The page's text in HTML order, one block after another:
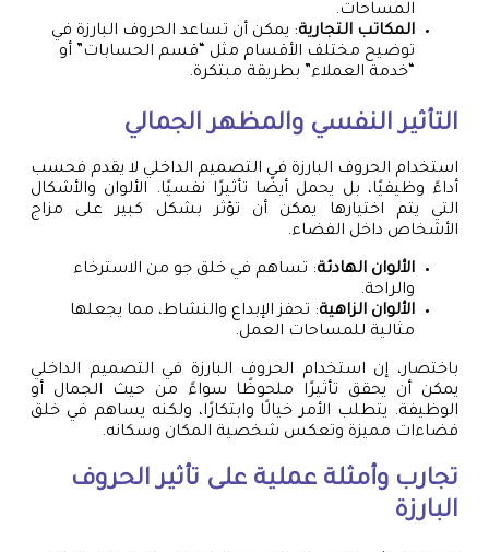
المساحات.
المكاتب التجارية: يمكن أن تساعد الحروف البارزة في
توضيح مختلف الأقسام مثل “قسم الحسابات” أو
“خدمة العملاء” بطريقة مبتكرة.
التأثير النفسي والمظهر الجمالي
استخدام الحروف البارزة في التصميم الداخلي لا يقدم فحسب
أداءً وظيفيًا، بل يحمل أيضًا تأثيرًا نفسيًا. الألوان والأشكال
التي يتم اختيارها يمكن أن تؤثر بشكل كبير على مزاج
الأشخاص داخل الفضاء.
الألوان الهادئة: تساهم في خلق جو من الاسترخاء
والراحة.
الألوان الزاهية: تحفز الإبداع والنشاط، مما يجعلها
مثالية للمساحات العمل.
باختصار، إن استخدام الحروف البارزة في التصميم الداخلي
يمكن أن يحقق تأثيرًا ملحوظًا سواءً من حيث الجمال أو
الوظيفة. يتطلب الأمر خيالًا وابتكارًا، ولكنه يساهم في خلق
فضاءات مميزة وتعكس شخصية المكان وسكانه.
تجارب وأمثلة عملية على تأثير الحروف
البارزة